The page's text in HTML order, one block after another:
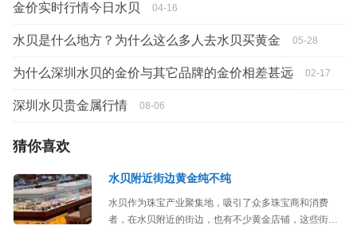
金价实时行情今日水贝 04-16
水贝是什么地方？为什么这么多人去水贝买黄金 05-28
为什么深圳水贝的金价与其它品牌的金价相差甚远 02-17
深圳水贝贵金属行情 08-06
猜你喜欢
水贝附近街边黄金纯不纯
水贝作为珠宝产业聚集地，吸引了众多珠宝商和消费
者，在水贝附近的街边，也有不少黄金店铺，这些街边